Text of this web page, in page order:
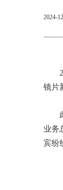
2024-
镜片
业务
宾纷